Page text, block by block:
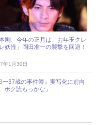
剛、今年の正月は「お年玉クレ
妖怪」岡田准一の襲撃を回避！
年1月30日
37歳の事件簿』実写化に前向
ク読もっかな」